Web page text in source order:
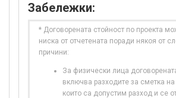
Забележки:
* Договорената стойност по проекта
ниска от отчетената поради някоя от
причини:
За физически лица
включва разходите за сметка
които са допустим разход и се